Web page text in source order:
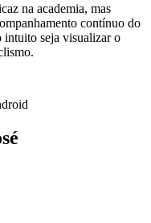
na academia, mas
contínuo do
intuito seja visualizar o